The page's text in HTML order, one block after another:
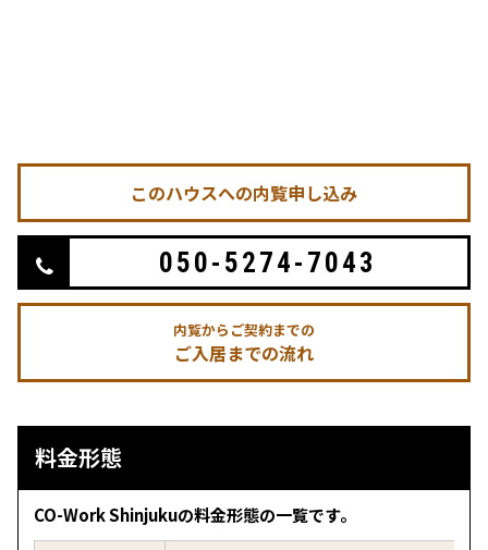
このハウスへの内覧申し込み
050-5274-7043
内覧からご契約までの
ご入居までの流れ
料金形態
CO-Work Shinjukuの料金形態の一覧です。